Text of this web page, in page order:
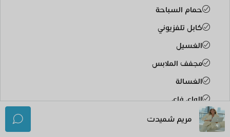
حمام السباحة
كابل تلفزيوني
الغسيل
مجفف الملابس
الغسالة
الواي فاي
مريم شميدت